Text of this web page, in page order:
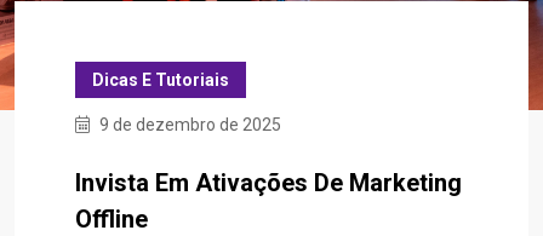
Dicas E Tutoriais
9 de dezembro de 2025
Invista Em Ativações De Marketing
Offline